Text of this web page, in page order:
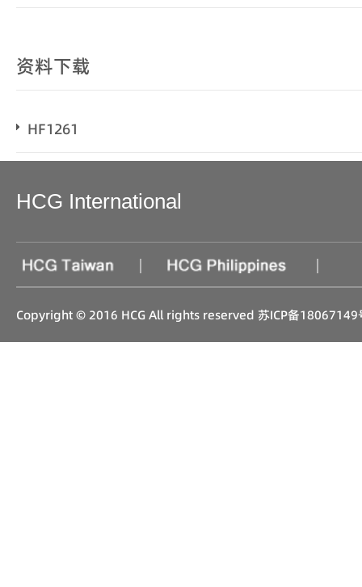
资料下载
HF1261
HCG International
| |
Copyright © 2016 HCG All rights reserved 苏ICP备